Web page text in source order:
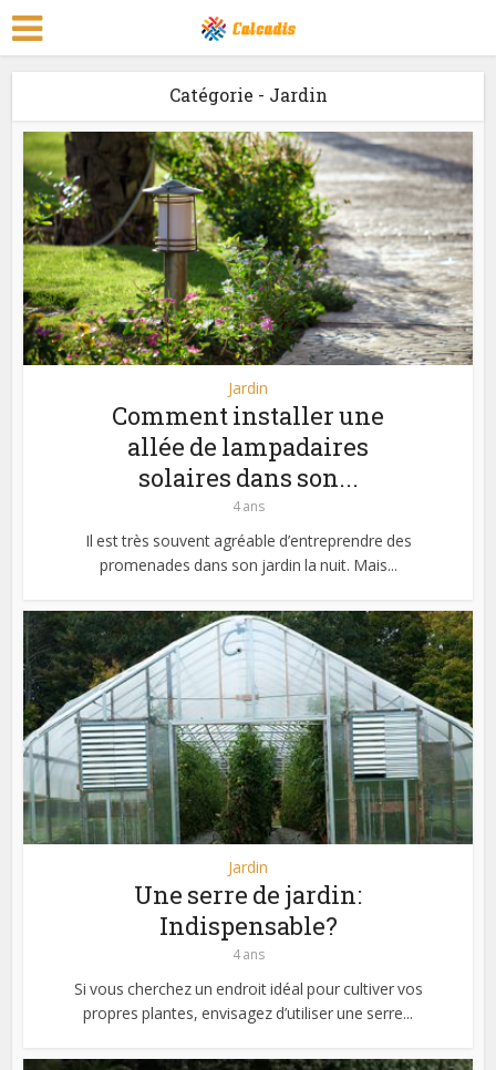
Catégorie - Jardin
Jardin
Comment installer une
allée de lampadaires
solaires dans son...
4 ans
Il est très souvent agréable d’entreprendre des
promenades dans son jardin la nuit. Mais...
Jardin
Une serre de jardin:
Indispensable?
4 ans
Si vous cherchez un endroit idéal pour cultiver vos
propres plantes, envisagez d’utiliser une serre...